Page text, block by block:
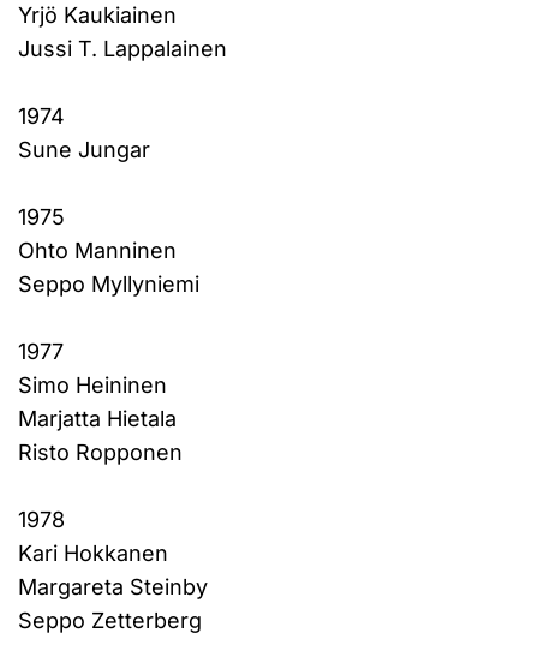
Yrjö Kaukiainen
Jussi T. Lappalainen
1974
Sune Jungar
1975
Ohto Manninen
Seppo Myllyniemi
1977
Simo Heininen
Marjatta Hietala
Risto Ropponen
1978
Kari Hokkanen
Margareta Steinby
Seppo Zetterberg